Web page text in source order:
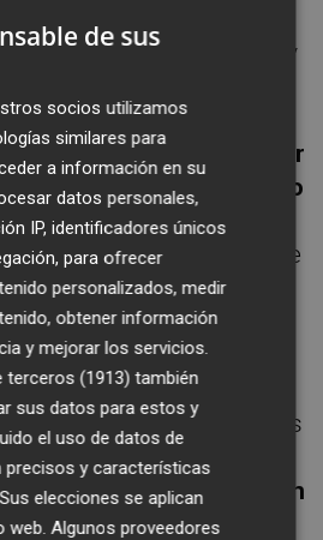
a base de triples, y
por Cacok -firmó un
dejaron el choque mucho
104).Volvió a reaccionar
visitante y, con un 1-7, lo
sólo casi (102-111).
fueron para complicarse
por fallar tiros
supuso el 110-111 con
Luego hubo encestes
y un tiro libre de dos
de DeJulius.112-114 con
y balón blanco.
de sus
socios utilizamos
similares para
a información en su
datos personales,
IP, identificadores únicos
para ofrecer
personalizados, medir
obtener información
y mejorar los servicios.
terceros (1913) también
sus datos para estos y
el uso de datos de
precisos y características
elecciones se aplican
web. Algunos proveedores